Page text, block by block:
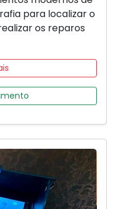
para localizar o
os reparos